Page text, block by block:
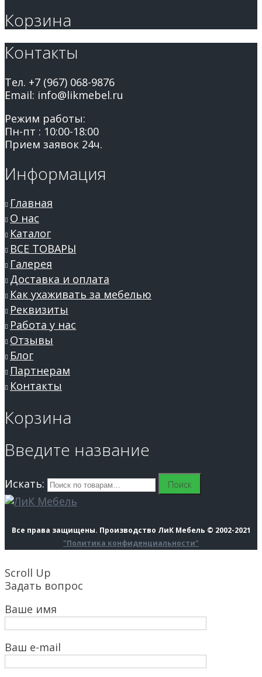
Корзина
Контакты
Тел. +7 (967) 068-9876
Email: info@likmebel.ru
Режим работы:
Пн-пт : 10:00-18:00
Прием заявок 24ч.
Информация
Главная
О нас
Каталог
ВСЕ ТОВАРЫ
Галерея
Доставка и оплата
Как ухаживать за мебелью
Реквизиты
Работа у нас
Отзывы
Блог
Партнерам
Контакты
Корзина
Введите название
Искать: Поиск
Все права защищены. Производство ЛиК Мебель © 2002-2021
"Политика конфиденциальности"
Scroll Up
Задать вопрос
Ваше имя
Ваш e-mail